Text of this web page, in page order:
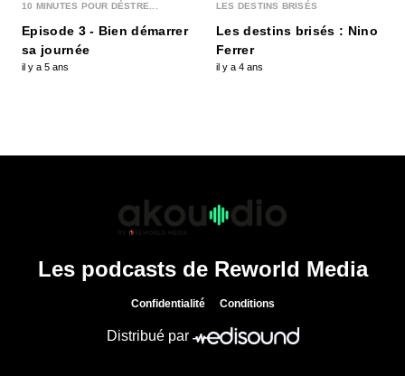
10 MINUTES POUR DÉSTRE...
Episode 3 - Bien démarrer
sa journée
il y a 5 ans
LES DESTINS BRISÉS
Les destins brisés : Nino
Ferrer
il y a 4 ans
Les podcasts de Reworld Media
Confidentialité Conditions
Distribué par